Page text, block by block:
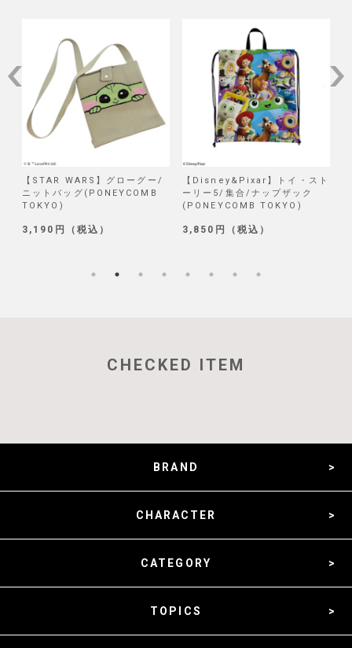
【STAR WARS】グローグー/
ニットバッグ(PONEYCOMB
TOKYO)
3,190円（税込）
【Disney&Pixar】トイ・スト
ーリー5/集合/ナップザック
(PONEYCOMB TOKYO)
3,850円（税込）
CHECKED ITEM
BRAND
CHARACTER
CATEGORY
TOPICS